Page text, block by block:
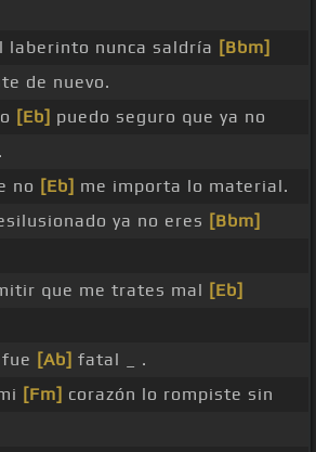
laberinto nunca saldría [Bbm]
de nuevo.
[Eb] puedo seguro que ya no
no [Eb] me importa lo material.
ya no eres [Bbm]
que me trates mal [Eb]
[Ab] fatal _ .
[Fm] corazón lo rompiste sin